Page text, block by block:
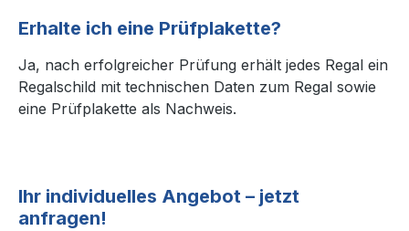
Erhalte ich eine Prüfplakette?
Ja, nach erfolgreicher Prüfung erhält jedes Regal ein
Regalschild mit technischen Daten zum Regal sowie
eine Prüfplakette als Nachweis.
Ihr individuelles Angebot – jetzt
anfragen!